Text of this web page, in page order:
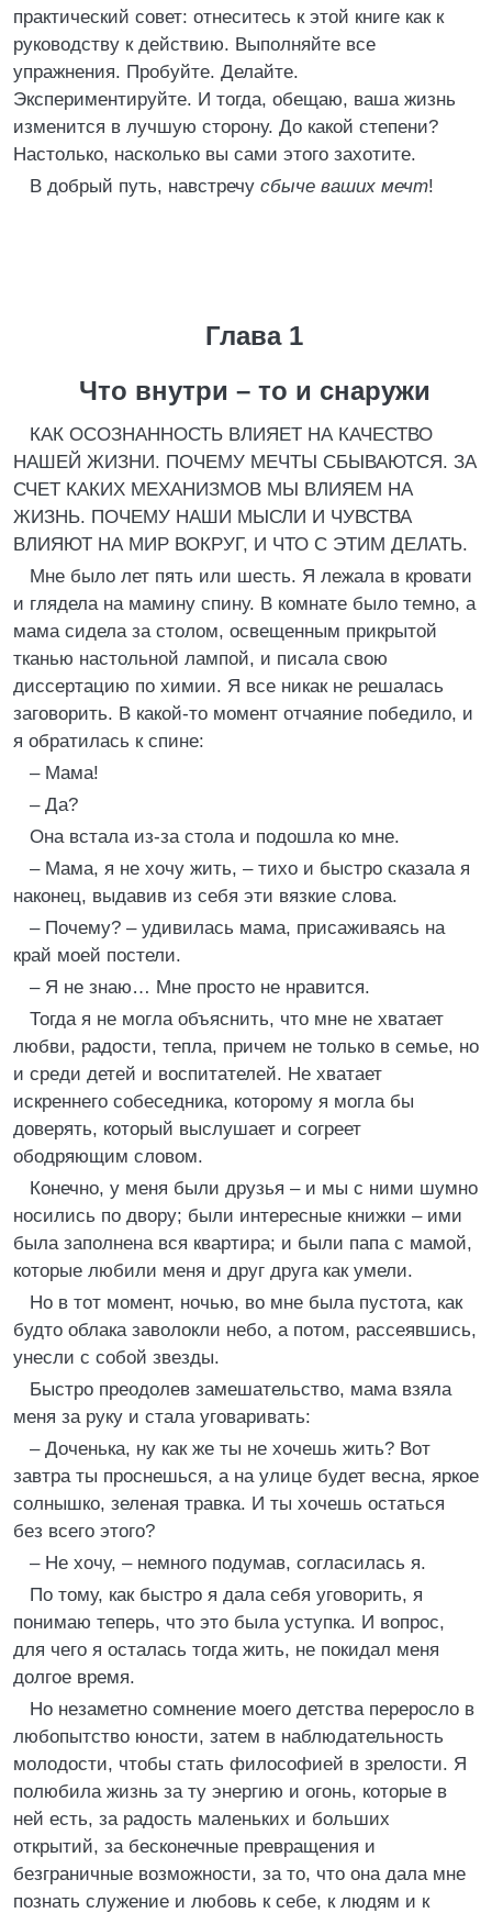
практический совет: отнеситесь к этой книге как к
руководству к действию. Выполняйте все
упражнения. Пробуйте. Делайте.
Экспериментируйте. И тогда, обещаю, ваша жизнь
изменится в лучшую сторону. До какой степени?
Настолько, насколько вы сами этого захотите.
В добрый путь, навстречу сбыче ваших мечт!
Глава 1
Что внутри – то и снаружи
КАК ОСОЗНАННОСТЬ ВЛИЯЕТ НА КАЧЕСТВО
НАШЕЙ ЖИЗНИ. ПОЧЕМУ МЕЧТЫ СБЫВАЮТСЯ. ЗА
СЧЕТ КАКИХ МЕХАНИЗМОВ МЫ ВЛИЯЕМ НА
ЖИЗНЬ. ПОЧЕМУ НАШИ МЫСЛИ И ЧУВСТВА
ВЛИЯЮТ НА МИР ВОКРУГ, И ЧТО С ЭТИМ ДЕЛАТЬ.
Мне было лет пять или шесть. Я лежала в кровати
и глядела на мамину спину. В комнате было темно, а
мама сидела за столом, освещенным прикрытой
тканью настольной лампой, и писала свою
диссертацию по химии. Я все никак не решалась
заговорить. В какой-то момент отчаяние победило, и
я обратилась к спине:
– Мама!
– Да?
Она встала из-за стола и подошла ко мне.
– Мама, я не хочу жить, – тихо и быстро сказала я
наконец, выдавив из себя эти вязкие слова.
– Почему? – удивилась мама, присаживаясь на
край моей постели.
– Я не знаю… Мне просто не нравится.
Тогда я не могла объяснить, что мне не хватает
любви, радости, тепла, причем не только в семье, но
и среди детей и воспитателей. Не хватает
искреннего собеседника, которому я могла бы
доверять, который выслушает и согреет
ободряющим словом.
Конечно, у меня были друзья – и мы с ними шумно
носились по двору; были интересные книжки – ими
была заполнена вся квартира; и были папа с мамой,
которые любили меня и друг друга как умели.
Но в тот момент, ночью, во мне была пустота, как
будто облака заволокли небо, а потом, рассеявшись,
унесли с собой звезды.
Быстро преодолев замешательство, мама взяла
меня за руку и стала уговаривать:
– Доченька, ну как же ты не хочешь жить? Вот
завтра ты проснешься, а на улице будет весна, яркое
солнышко, зеленая травка. И ты хочешь остаться
без всего этого?
– Не хочу, – немного подумав, согласилась я.
По тому, как быстро я дала себя уговорить, я
понимаю теперь, что это была уступка. И вопрос,
для чего я осталась тогда жить, не покидал меня
долгое время.
Но незаметно сомнение моего детства переросло в
любопытство юности, затем в наблюдательность
молодости, чтобы стать философией в зрелости. Я
полюбила жизнь за ту энергию и огонь, которые в
ней есть, за радость маленьких и больших
открытий, за бесконечные превращения и
безграничные возможности, за то, что она дала мне
познать служение и любовь к себе, к людям и к